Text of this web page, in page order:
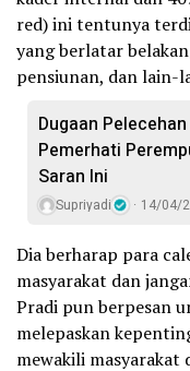
red) ini tentunya
yang berlatar
pensiunan, dan lain-
Dugaan
Pemerhati
Saran Ini
Supriyadi 14/04/
Dia berharap para
masyarakat dan
Pradi pun berpesan
melepaskan
mewakili masyarakat